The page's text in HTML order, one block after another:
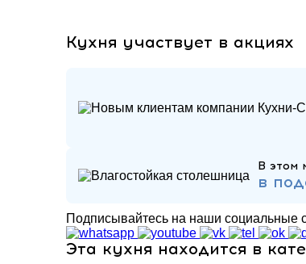
Кухня участвует в акциях
В этом
в
Подписывайтесь на наши социальные
Эта кухня находится в